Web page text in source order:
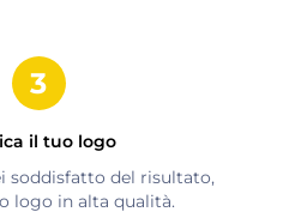
il tuo logo
soddisfatto del risultato,
logo in alta qualità.